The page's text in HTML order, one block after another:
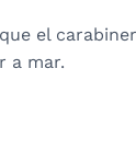
el
a mar.